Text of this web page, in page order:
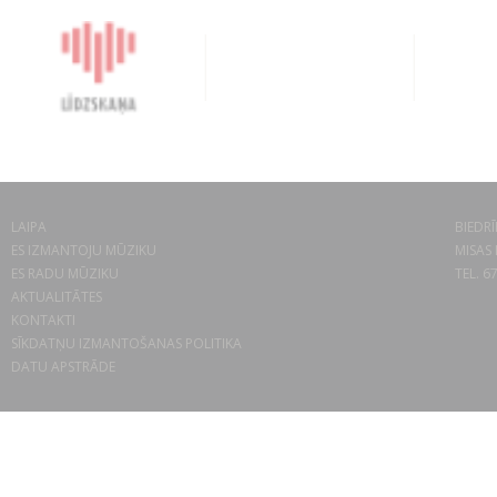
LAIPA
ES IZMANTOJU MŪZIKU
ES RADU MŪZIKU
AKTUALITĀTES
KONTAKTI
SĪKDATŅU IZMANTOŠANAS POLITIKA
DATU APSTRĀDE
TEL.